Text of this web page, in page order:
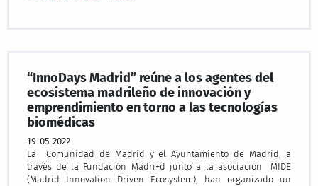
“InnoDays Madrid” reúne a los agentes del
ecosistema madrileño de innovación y
emprendimiento en torno a las tecnologías
biomédicas
19-05-2022
La Comunidad de Madrid y el Ayuntamiento de Madrid, a
través de la Fundación Madri+d junto a la asociación MIDE
(Madrid Innovation Driven Ecosystem), han organizado un